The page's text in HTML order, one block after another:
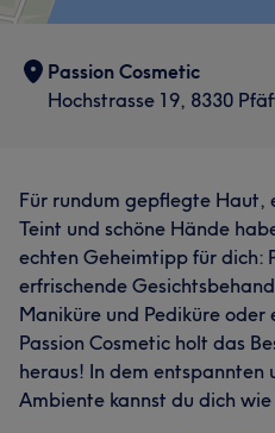
Passion Cosmetic
Hochstrasse 19, 8330
Für rundum gepflegte Haut,
Teint und schöne Hände
echten Geheimtipp für dich:
erfrischende
Maniküre und Pediküre oder
Passion Cosmetic holt das
heraus! In dem entspannten
Ambiente kannst du dich wie